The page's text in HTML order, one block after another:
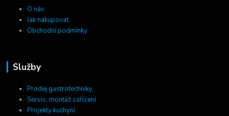
O nás
Jak nakupovat
Obchodní podmínky
Služby
Prodej gastrotechniky
Servis, montáž zařízení
Projekty kuchyní